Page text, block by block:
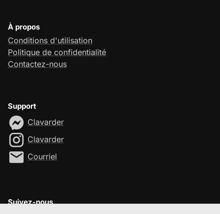
À propos
Conditions d'utilisation
Politique de confidentialité
Contactez-nous
Support
Clavarder
Clavarder
Courriel
Suivez-nous